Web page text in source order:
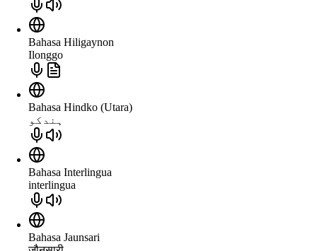
Bahasa Hiligaynon
Ilonggo
Bahasa Hindko (Utara)
ہندکو
Bahasa Interlingua
interlingua
Bahasa Jaunsari